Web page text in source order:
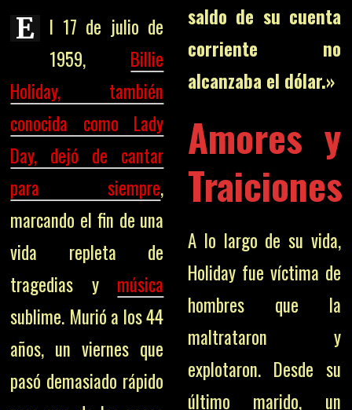
E l 17 de julio de
1959, Billie
Holiday, también
conocida como Lady
Day, dejó de cantar
para siempre,
marcando el fin de una
vida repleta de
tragedias y música
sublime. Murió a los 44
años, un viernes que
pasó demasiado rápido
saldo de su cuenta
corriente no
alcanzaba el dólar.»
Amores y
Traiciones
A lo largo de su vida,
Holiday fue víctima de
hombres que la
maltrataron y
explotaron. Desde su
último marido, un